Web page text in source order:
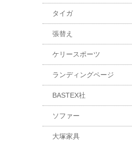
タイガ
張替え
ケリースポーツ
ランディングページ
BASTEX社
ソファー
大塚家具